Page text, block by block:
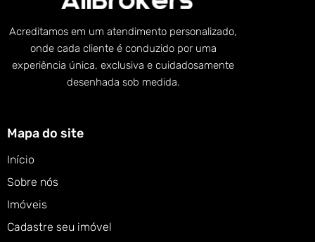
Acreditamos em um atendimento personalizado,
onde cada cliente é conduzido por uma
experiência única, exclusiva e cuidadosamente
desenhada sob medida.
Mapa do site
Início
Sobre nós
Imóveis
Cadastre seu imóvel